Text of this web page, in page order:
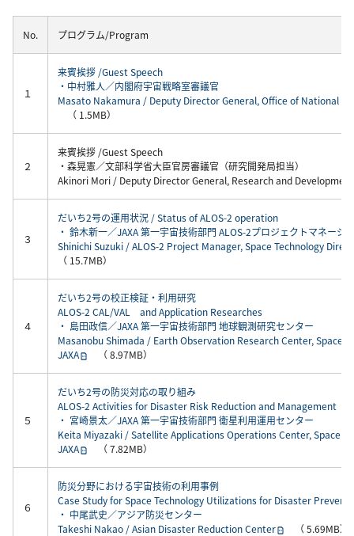
No. プログラム/Program
１
来賓挨拶 /Guest Speech
・中村雅人／内閣府宇宙戦略室審議官
Masato Nakamura / Deputy Director General, Office of National
（ 1.5MB）
２
来賓挨拶 /Guest Speech
・森晃憲／文部科学省大臣官房審議官（研究開発局担当）
Akinori Mori / Deputy Director General, Research and
３
だいち2号の運用状況 / Status of ALOS-2 operation
・ 鈴木新一／JAXA 第一宇宙技術部門 ALOS-2プロジェクトマネージャ
Shinichi Suzuki / ALOS-2 Project Manager, Space Technology
（ 15.7MB）
４
だいち2号の校正検証・利用研究
ALOS-2 CAL/VAL and Application Researches
・ 島田政信／JAXA 第一宇宙技術部門 地球観測研究センター
Masanobu Shimada / Earth Observation Research Center, Space
JAXA
（ 8.97MB）
５
だいち2号の防災対応の取り組み
ALOS-2 Activities for Disaster Risk Reduction and Management
・ 宮崎景太／JAXA 第一宇宙技術部門 衛星利用運用センター
Keita Miyazaki / Satellite Applications Operations Center, Space
JAXA
（ 7.82MB）
６
防災分野における宇宙技術の利用事例
Case Study for Space Technology Utilizations for Disaster
・ 中尾武史／アジア防災センター
Takeshi Nakao / Asian Disaster Reduction Center
（ 5.69MB）